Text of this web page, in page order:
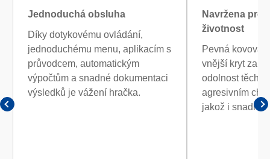
Jednoduchá obsluha
Díky dotykovému ovládání,
jednoduchému menu, aplikacím s
průvodcem, automatickým
výpočtům a snadné dokumentaci
výsledků je vážení hračka.
Navržena pro
životnost
Pevná kovová
vnější kryt
odolnost těchto
agresivním
jakož i snadné